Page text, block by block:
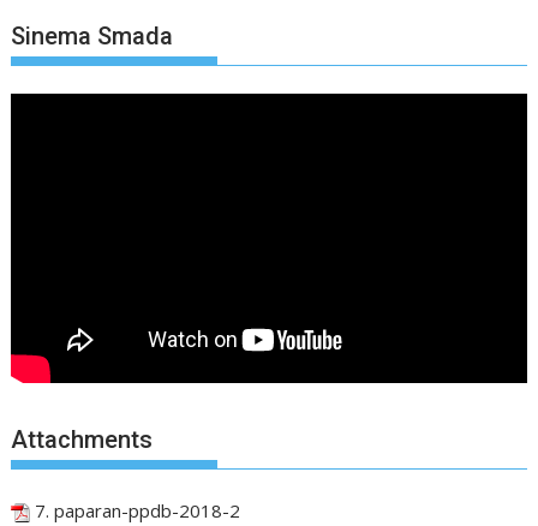
Sinema Smada
Attachments
7. paparan-ppdb-2018-2